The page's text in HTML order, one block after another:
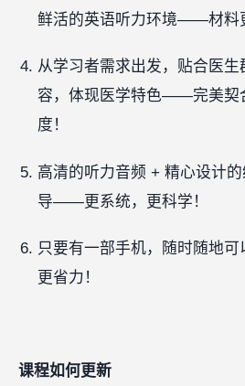
鲜活的英语听力环境——材料
从学习者需求出发，贴合医生
容，体现医学特色——完美契
度！
高清的听力音频 + 精心设计
导——更系统，更科学！
只要有一部手机，随时随地
更省力！
课程如何更新